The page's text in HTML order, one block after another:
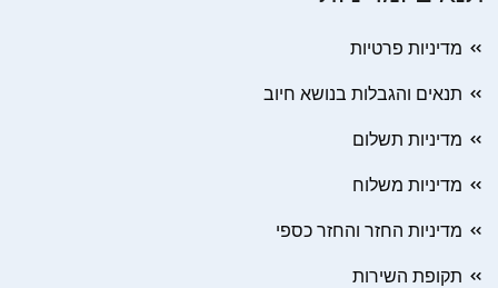
מדיניות פרטיות
תנאים והגבלות בנושא חיוב
מדיניות תשלום
מדיניות משלוח
מדיניות החזר והחזר כספי
תקופת השירות